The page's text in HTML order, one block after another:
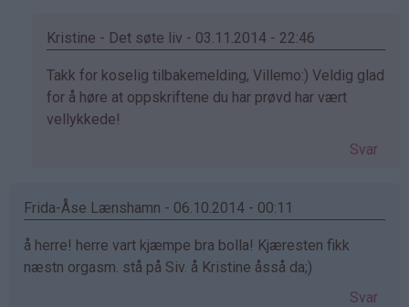
Kristine - Det søte liv - 03.11.2014 - 22:46
Som
svar
på
bekreftet)
Takk for koselig tilbakemelding, Villemo:) Veldig glad
for å høre at oppskriftene du har prøvd har vært
vellykkede!
Svar
Frida-Åse Lænshamn - 06.10.2014 - 00:11
å herre! herre vart kjæmpe bra bolla! Kjæresten fikk
næstn orgasm. stå på Siv. å Kristine åsså da;)
Svar